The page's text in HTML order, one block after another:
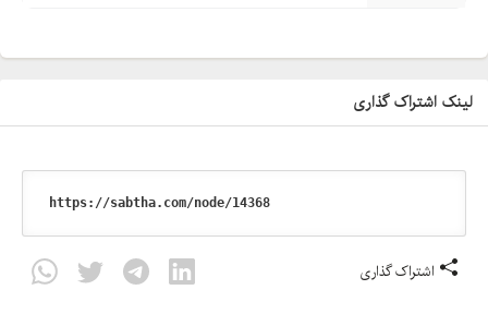
لینک اشتراک گذاری
اشتراک گذاری